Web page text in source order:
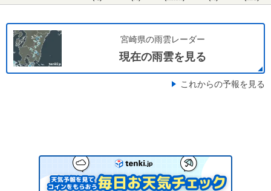
宮崎県の雨雲レーダー
現在の雨雲を見る
これからの予報を見る